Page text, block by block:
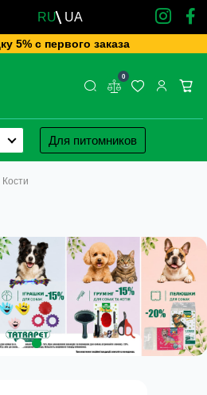
RU UA
5% с первого заказа
0
Для питомников
Кости